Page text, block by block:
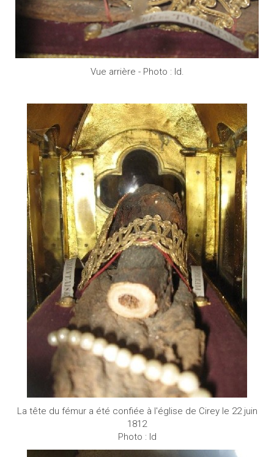
Vue arrière - Photo : Id.
La tête du fémur a été confiée à l'église de Cirey le 22 juin
1812
Photo : Id